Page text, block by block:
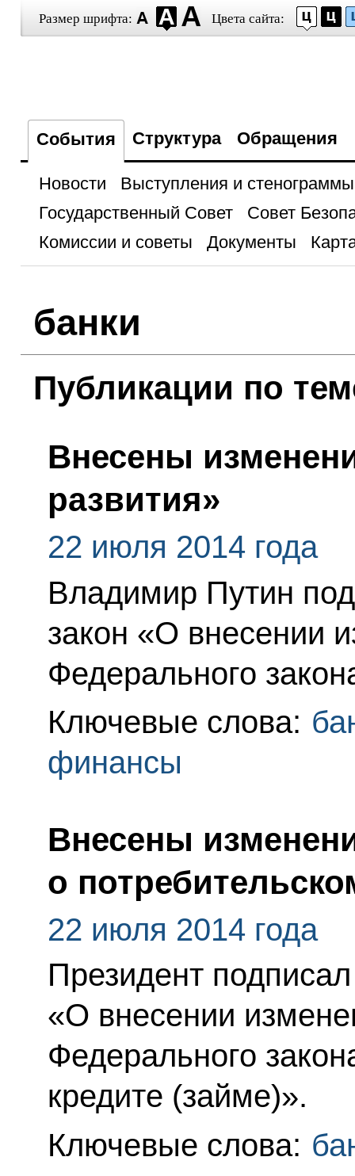
Размер шрифта: Цвета сайта:
События Структура Обращения
Новости
Выступления и стенограммы
Государственный Совет
Совет
Комиссии и советы
Документы
банки
Публикации по
Внесены
развития»
22 июля 2014 года
Владимир Путин
закон «О внесении
Федерального
Ключевые слова:
финансы
Внесены
о
22 июля 2014 года
Президент
«О внесении
Федерального
кредите (займе)».
Ключевые слова: